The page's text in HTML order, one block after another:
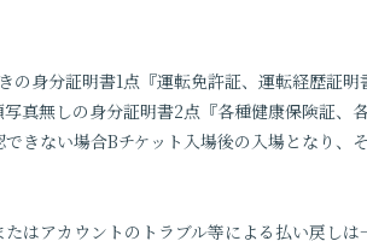
身分証明書1点『運転免許証、運転経歴証
真無しの身分証明書2点『各種健康保険証、
きない場合Bチケット入場後の入場となり、
はアカウントのトラブル等による払い戻し